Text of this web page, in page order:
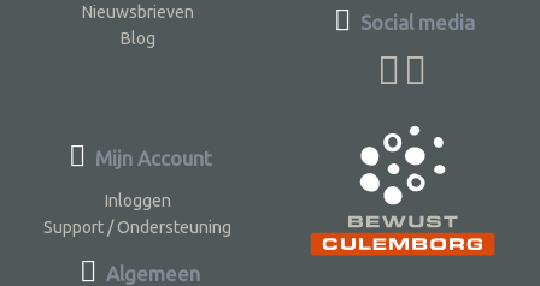
Nieuwsbrieven
Blog
Social media
Mijn Account
Inloggen
Support / Ondersteuning
Algemeen